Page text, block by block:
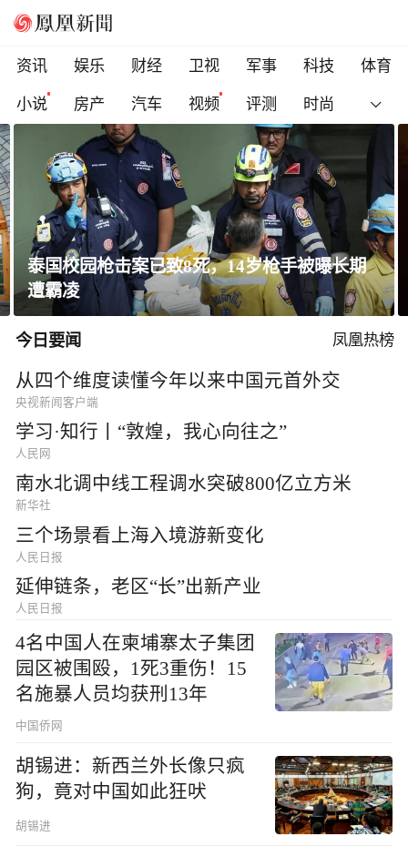
资讯 娱乐 财经 卫视 军事 科技
体育
小说
房产 汽车 视频 评测 时尚
泰国校园枪击案已致8死，14岁枪手被曝长期
遭霸凌
今日要闻 凤凰热榜
从四个维度读懂今年以来中国元首外交
央视新闻客户端
学习·知行丨“敦煌，我心向往之”
人民网
南水北调中线工程调水突破800亿立方米
新华社
三个场景看上海入境游新变化
人民日报
延伸链条，老区“长”出新产业
人民日报
4名中国人在柬埔寨太子集团
园区被围殴，1死3重伤！15
名施暴人员均获刑13年
中国侨网
胡锡进：新西兰外长像只疯
狗，竟对中国如此狂吠
胡锡进